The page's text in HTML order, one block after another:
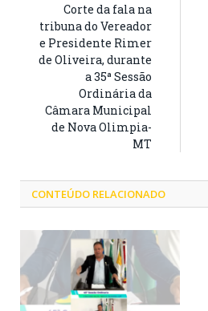
Corte da fala na
tribuna do Vereador
e Presidente Rimer
de Oliveira, durante
a 35ª Sessão
Ordinária da
Câmara Municipal
de Nova Olimpia-
MT
CONTEÚDO RELACIONADO